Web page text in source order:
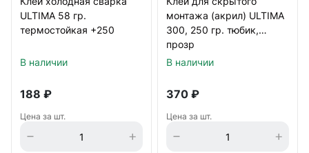
ULTIMA 58 гр.
термостойкая +250
В наличии
188 ₽
Цена за шт.
монтажа (акрил) ULTIMA
300, 250 гр. тюбик,
прозр
В наличии
370 ₽
Цена за шт.